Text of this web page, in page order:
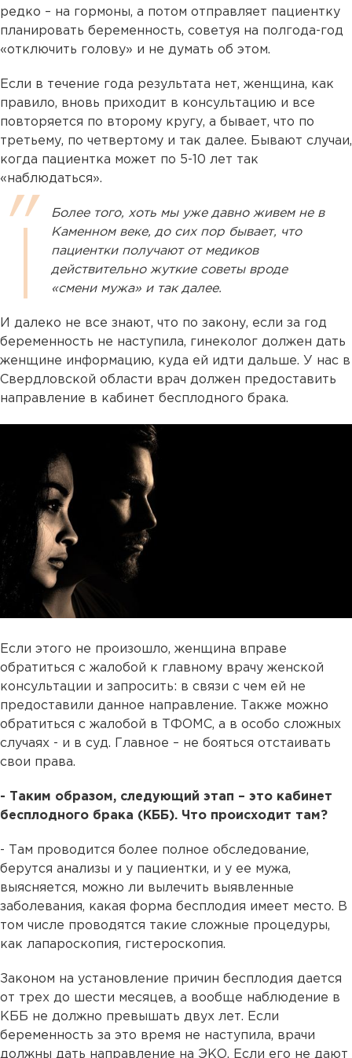
редко – на гормоны, а потом отправляет пациентку
планировать беременность, советуя на полгода-год
«отключить голову» и не думать об этом.
Если в течение года результата нет, женщина, как
правило, вновь приходит в консультацию и все
повторяется по второму кругу, а бывает, что по
третьему, по четвертому и так далее. Бывают случаи,
когда пациентка может по 5-10 лет так
«наблюдаться».
Более того, хоть мы уже давно живем не в
Каменном веке, до сих пор бывает, что
пациентки получают от медиков
действительно жуткие советы вроде
«смени мужа» и так далее.
И далеко не все знают, что по закону, если за год
беременность не наступила, гинеколог должен дать
женщине информацию, куда ей идти дальше. У нас в
Свердловской области врач должен предоставить
направление в кабинет бесплодного брака.
Если этого не произошло, женщина вправе
обратиться с жалобой к главному врачу женской
консультации и запросить: в связи с чем ей не
предоставили данное направление. Также можно
обратиться с жалобой в ТФОМС, а в особо сложных
случаях - и в суд. Главное – не бояться отстаивать
свои права.
- Таким образом, следующий этап – это кабинет
бесплодного брака (КББ). Что происходит там?
- Там проводится более полное обследование,
берутся анализы и у пациентки, и у ее мужа,
выясняется, можно ли вылечить выявленные
заболевания, какая форма бесплодия имеет место. В
том числе проводятся такие сложные процедуры,
как лапароскопия, гистероскопия.
Законом на установление причин бесплодия дается
от трех до шести месяцев, а вообще наблюдение в
КББ не должно превышать двух лет. Если
беременность за это время не наступила, врачи
должны дать направление на ЭКО. Если его не дают